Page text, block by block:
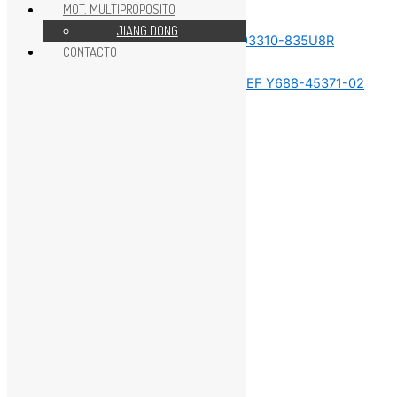
REPUESTOS MOTOR 75HP
REPUESTOS MOTOR 75HP
MOT. MULTIPROPOSITO
JIANG DONG
CONTACTO